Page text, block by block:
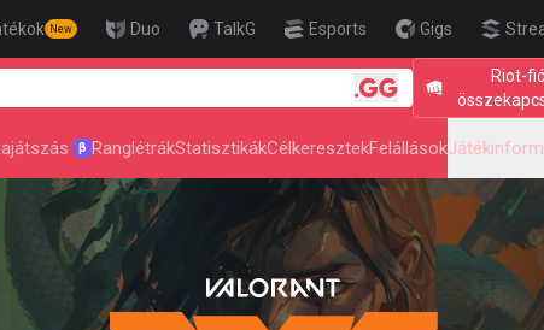
New Duo TalkG Esports Gigs
Riot-
🎯 Level Up
β RanglétrákStatisztikákCélkeresztekFelállások